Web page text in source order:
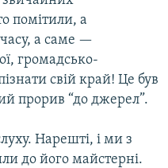
помітили, а
а саме —
громадсько-
свій край! Це був
прорив “до джерел”.
Нарешті, і ми з
до його майстерні.